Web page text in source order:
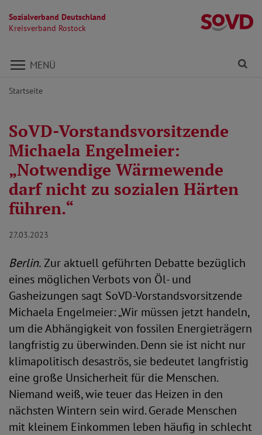
Sozialverband Deutschland
Kreisverband Rostock
Direkt zu den Inhalten springen
MENÜ
Startseite
SoVD-Vorstandsvorsitzende
Michaela Engelmeier:
„Notwendige Wärmewende
darf nicht zu sozialen Härten
führen.“
27.03.2023
Berlin.Zur aktuell geführten Debatte bezüglich
eines möglichen Verbots von Öl- und
Gasheizungen sagt SoVD-Vorstandsvorsitzende
Michaela Engelmeier: „Wir müssen jetzt handeln,
um die Abhängigkeit von fossilen Energieträgern
langfristig zu überwinden. Denn sie ist nicht nur
klimapolitisch desaströs, sie bedeutet langfristig
eine große Unsicherheit für die Menschen.
Niemand weiß, wie teuer das Heizen in den
nächsten Wintern sein wird. Gerade Menschen
mit kleinem Einkommen leben häufig in schlecht